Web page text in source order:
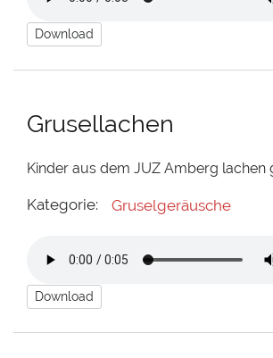
Download
Grusellachen
Kinder aus dem JUZ Amberg lachen
Kategorie: Gruselgeräusche
Download